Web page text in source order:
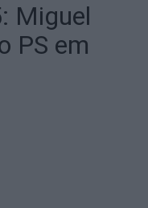
Miguel
PS em